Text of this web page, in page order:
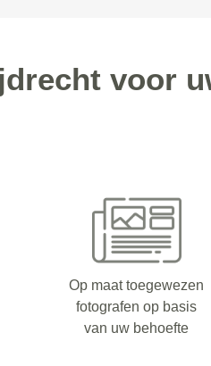
voor
Op maat toegewezen
fotografen op basis
van uw behoefte